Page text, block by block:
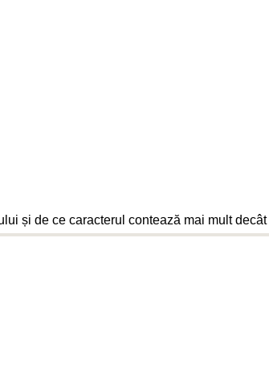
și de ce caracterul contează mai mult